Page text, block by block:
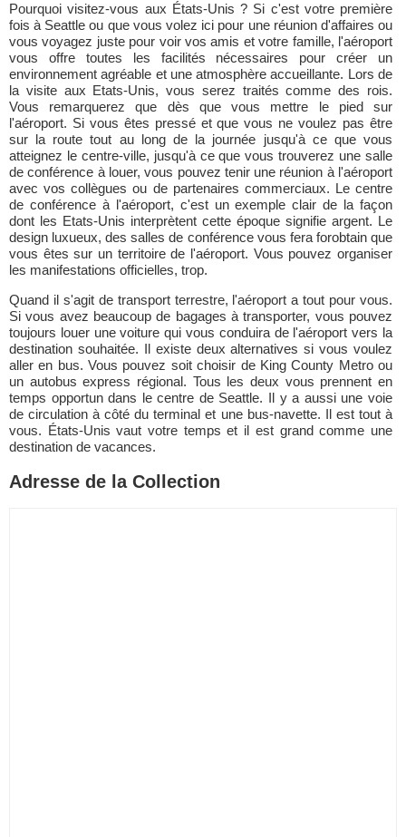
Pourquoi visitez-vous aux États-Unis ? Si c'est votre première
fois à Seattle ou que vous volez ici pour une réunion d'affaires ou
vous voyagez juste pour voir vos amis et votre famille, l'aéroport
vous offre toutes les facilités nécessaires pour créer un
environnement agréable et une atmosphère accueillante. Lors de
la visite aux Etats-Unis, vous serez traités comme des rois.
Vous remarquerez que dès que vous mettre le pied sur
l'aéroport. Si vous êtes pressé et que vous ne voulez pas être
sur la route tout au long de la journée jusqu'à ce que vous
atteignez le centre-ville, jusqu'à ce que vous trouverez une salle
de conférence à louer, vous pouvez tenir une réunion à l'aéroport
avec vos collègues ou de partenaires commerciaux. Le centre
de conférence à l'aéroport, c'est un exemple clair de la façon
dont les Etats-Unis interprètent cette époque signifie argent. Le
design luxueux, des salles de conférence vous fera forobtain que
vous êtes sur un territoire de l'aéroport. Vous pouvez organiser
les manifestations officielles, trop.
Quand il s'agit de transport terrestre, l'aéroport a tout pour vous.
Si vous avez beaucoup de bagages à transporter, vous pouvez
toujours louer une voiture qui vous conduira de l'aéroport vers la
destination souhaitée. Il existe deux alternatives si vous voulez
aller en bus. Vous pouvez soit choisir de King County Metro ou
un autobus express régional. Tous les deux vous prennent en
temps opportun dans le centre de Seattle. Il y a aussi une voie
de circulation à côté du terminal et une bus-navette. Il est tout à
vous. États-Unis vaut votre temps et il est grand comme une
destination de vacances.
Adresse de la Collection